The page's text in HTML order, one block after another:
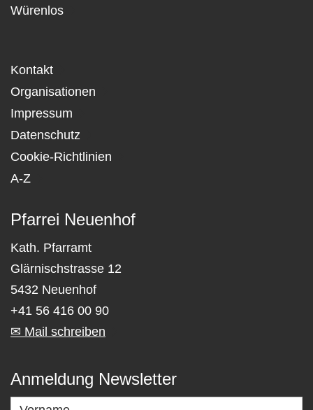
Würenlos
Kontakt
Organisationen
Impressum
Datenschutz
Cookie-Richtlinien
A-Z
Pfarrei Neuenhof
Kath. Pfarramt
Glärnischstrasse 12
5432 Neuenhof
+41 56 416 00 90
✉ Mail schreiben
Anmeldung Newsletter